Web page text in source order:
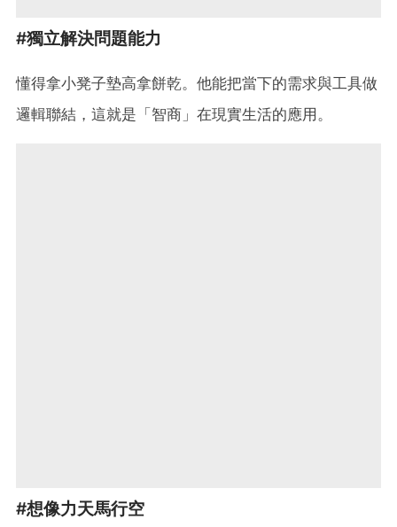
#獨立解決問題能力
懂得拿小凳子墊高拿餅乾。他能把當下的需求與工具做
邏輯聯結，這就是「智商」在現實生活的應用。
#想像力天馬行空